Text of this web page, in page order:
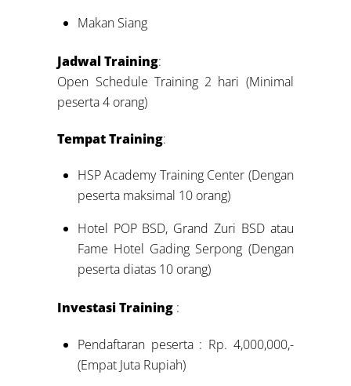
Makan Siang
Jadwal Training:
Open Schedule Training 2 hari (Minimal
peserta 4 orang)
Tempat Training:
HSP Academy Training Center (Dengan
peserta maksimal 10 orang)
Hotel POP BSD, Grand Zuri BSD atau
Fame Hotel Gading Serpong (Dengan
peserta diatas 10 orang)
Investasi Training :
Pendaftaran peserta : Rp. 4,000,000,-
(Empat Juta Rupiah)